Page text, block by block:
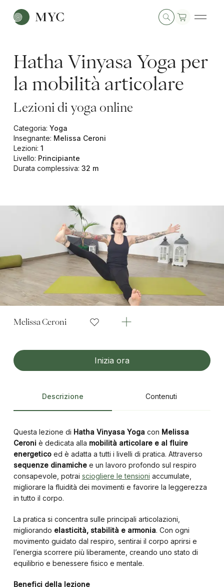
Hatha Vinyasa Yoga per
la mobilità articolare
Lezioni di yoga online
Categoria: Yoga
Insegnante: Melissa Ceroni
Lezioni: 1
Livello: Principiante
Durata complessiva: 32 m
Melissa Ceroni
Inizia ora
Descrizione Contenuti
Questa lezione di Hatha Vinyasa Yoga con Melissa
Ceroni è dedicata alla mobilità articolare e al fluire
energeticoed è adatta a tutti i livelli di pratica. Attraverso
sequenze dinamichee un lavoro profondo sul respiro
consapevole, potrai sciogliere le tensioni accumulate,
migliorare la fluidità dei movimenti e favorire la leggerezza
in tutto il corpo.
La pratica si concentra sulle principali articolazioni,
migliorando elasticità, stabilità e armonia. Con ogni
movimento guidato dal respiro, sentirai il corpo aprirsi e
l’energia scorrere più liberamente, creando uno stato di
equilibrio e benessere fisico e mentale.
Benefici della lezione